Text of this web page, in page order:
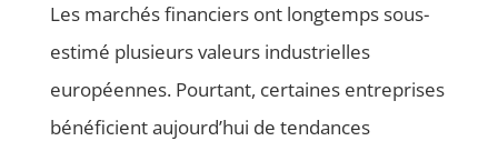
Les marchés financiers ont longtemps sous-
estimé plusieurs valeurs industrielles
européennes. Pourtant, certaines entreprises
bénéficient aujourd’hui de tendances